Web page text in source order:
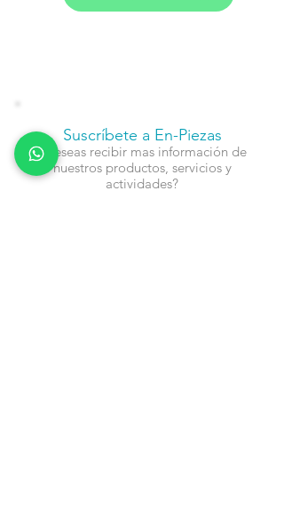
Suscríbete a En-Piezas
¿Deseas recibir mas información de
nuestros productos, servicios y
actividades?